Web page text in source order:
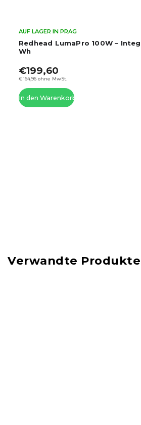
Redhead LumaPro 100W –
Wh
AUF LAGER IN PRAG
€164,96 ohne MwSt.
€199,60
In den Warenkorb
Verwandte Produkte